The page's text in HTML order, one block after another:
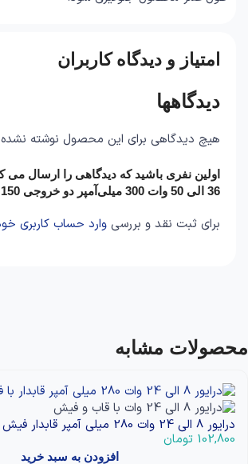
امتیاز و دیدگاه کاربران
دیدگاهها
هیچ دیدگاهی برای این محصول نوشته
اولین نفری باشید که دیدگاهی را ارسال می
36 الی 50 وات 300 میلی‌آمپر دو خروجی 150 میلی‌آمپر”
برای ثبت نقد و بررسی وارد حساب کاربری
محصولات مشابه
درایور 8 الی 24 وات 280 میلی آمپر قابدار فیش گرد
102,800 تومان
افزودن به سبد خرید